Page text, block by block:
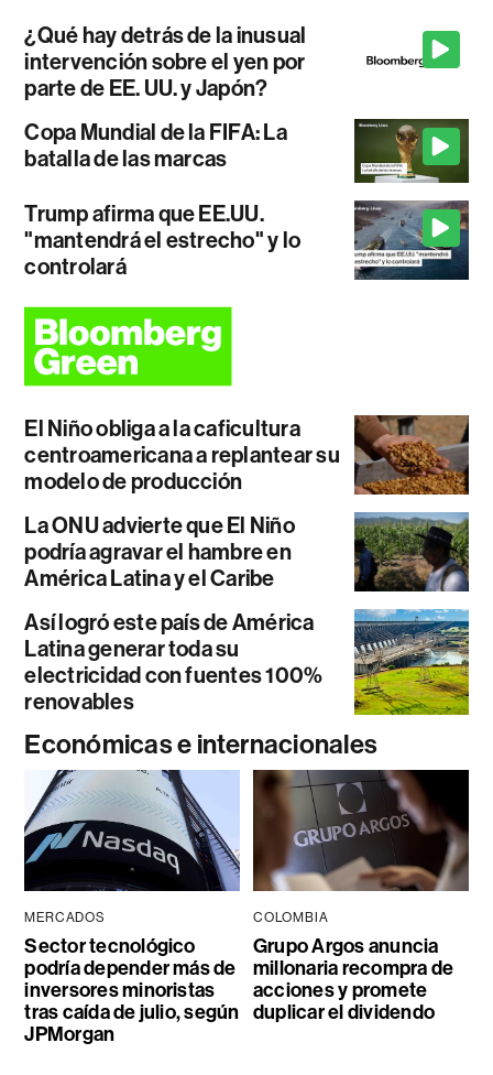
¿Qué hay detrás de la inusual
intervención sobre el yen por
parte de EE. UU. y Japón?
Copa Mundial de la FIFA: La
batalla de las marcas
Trump afirma que EE.UU.
"mantendrá el estrecho" y lo
controlará
El Niño obliga a la caficultura
centroamericana a replantear su
modelo de producción
La ONU advierte que El Niño
podría agravar el hambre en
América Latina y el Caribe
Así logró este país de América
Latina generar toda su
electricidad con fuentes 100%
renovables
Económicas e internacionales
MERCADOS
Sector tecnológico
podría depender más de
inversores minoristas
tras caída de julio, según
JPMorgan
COLOMBIA
Grupo Argos anuncia
millonaria recompra de
acciones y promete
duplicar el dividendo